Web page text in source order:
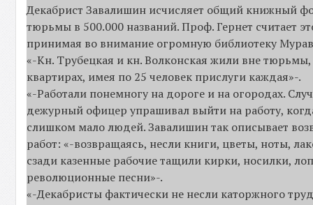
Декабрист Завалишин исчисляет общий книжный
тюрьмы в 500.000 названий. Проф. Гернет считает
принимая во внимание огромную библиотеку
«-Кн. Трубецкая и кн. Волконская жили вне
квартирах, имея по 25 человек прислуги каждая»-.
«-Работали понемногу на дороге и на огородах.
дежурный офицер упрашивал выйти на работу,
слишком мало людей. Завалишин так описывает
работ: «-возвращаясь, несли книги, цветы, ноты,
сзади казенные рабочие тащили кирки, носилки,
революционные песни»-.
«-Декабристы фактически не несли каторжного